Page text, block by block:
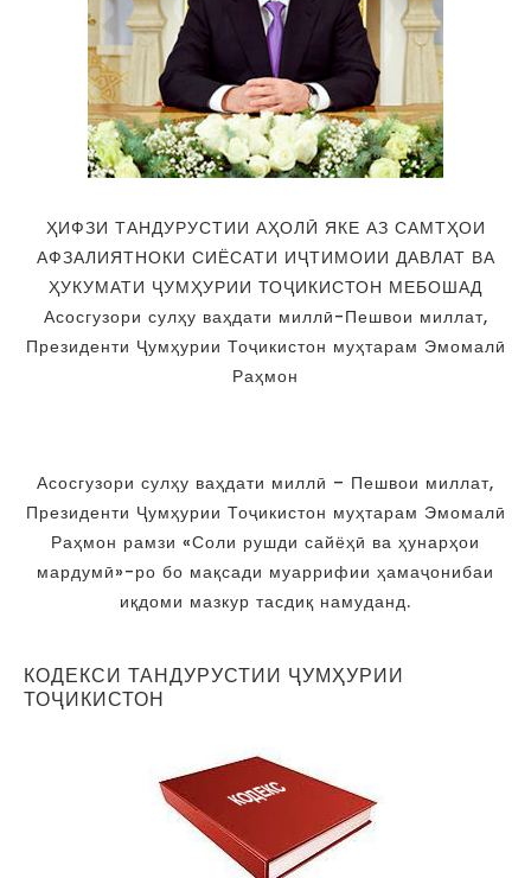
ҲИФЗИ ТАНДУРУСТИИ АҲОЛӢ ЯКЕ АЗ САМТҲОИ
АФЗАЛИЯТНОКИ СИЁСАТИ ИҶТИМОИИ ДАВЛАТ ВА
ҲУКУМАТИ ҶУМҲУРИИ ТОҶИКИСТОН МЕБОШАД
Асосгузори сулҳу ваҳдати миллӣ-Пешвои миллат,
Президенти Ҷумҳурии Тоҷикистон муҳтарам Эмомалӣ
Раҳмон
Асосгузори сулҳу ваҳдати миллӣ – Пешвои миллат,
Президенти Ҷумҳурии Тоҷикистон муҳтарам Эмомалӣ
Раҳмон рамзи «Соли рушди сайёҳӣ ва ҳунарҳои
мардумӣ»-ро бо мақсади муаррифии ҳамаҷонибаи
иқдоми мазкур тасдиқ намуданд.
КОДЕКСИ ТАНДУРУСТИИ ҶУМҲУРИИ
ТОҶИКИСТОН